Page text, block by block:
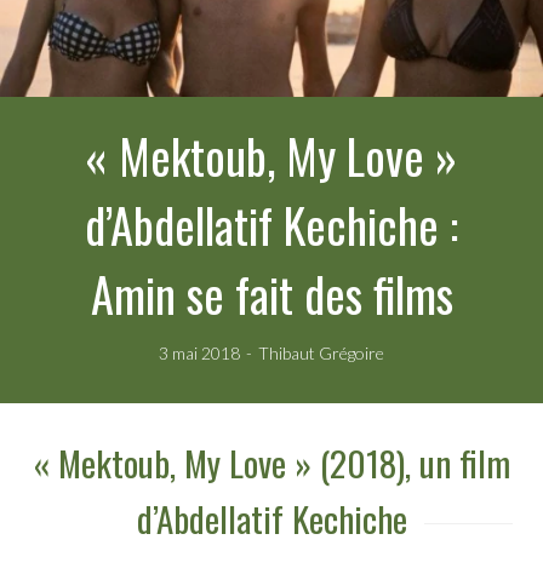
« Mektoub, My Love »
d’Abdellatif Kechiche :
Amin se fait des films
3 mai 2018 Thibaut Grégoire
« Mektoub, My Love » (2018), un film
d’Abdellatif Kechiche